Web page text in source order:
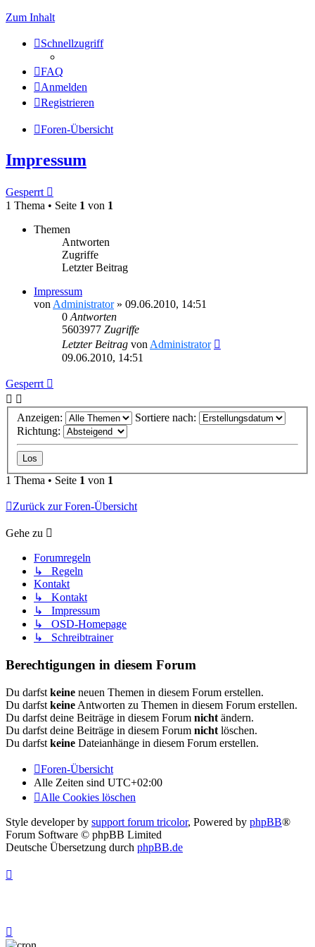
Zum Inhalt
Schnellzugriff
FAQ
Anmelden
Registrieren
Foren-Übersicht
Impressum
Gesperrt
1 Thema • Seite 1 von 1
Themen
Antworten
Zugriffe
Letzter Beitrag
Impressum
von Administrator» 09.06.2010, 14:51
0 Antworten
5603977 Zugriffe
Letzter Beitrag von Administrator
09.06.2010, 14:51
Gesperrt
Anzeigen:
Sortiere nach:
Richtung:
1 Thema • Seite 1 von 1
Zurück zur Foren-Übersicht
Gehe zu
Forumregeln
↳ Regeln
Kontakt
↳ Kontakt
↳ Impressum
↳ OSD-Homepage
↳ Schreibtrainer
Berechtigungen in diesem Forum
Du darfst keine neuen Themen in diesem Forum erstellen.
Du darfst keine Antworten zu Themen in diesem Forum erstellen.
Du darfst deine Beiträge in diesem Forum nicht ändern.
Du darfst deine Beiträge in diesem Forum nicht löschen.
Du darfst keine Dateianhänge in diesem Forum erstellen.
Foren-Übersicht
Alle Zeiten sind UTC+02:00
Alle Cookies löschen
Style developer by support forum tricolor, Powered by phpBB®
Forum Software © phpBB Limited
Deutsche Übersetzung durch phpBB.de